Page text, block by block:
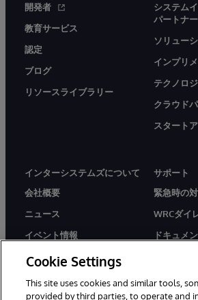
開発者
教育サービス
認定
ブログ
リソースライブラリー
システム
パートナ
ソリュー
インプリ
テクノロ
クラウド
スタート
インターシステムズについて
会社概要
ニュース
イベント情報
採用情報
サポート
緊急時の
WRCダイ
ドキュメ
Cookie Settings
This site uses cookies and similar tools,
provided by third parties, to operate and